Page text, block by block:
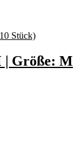
| Größe: M